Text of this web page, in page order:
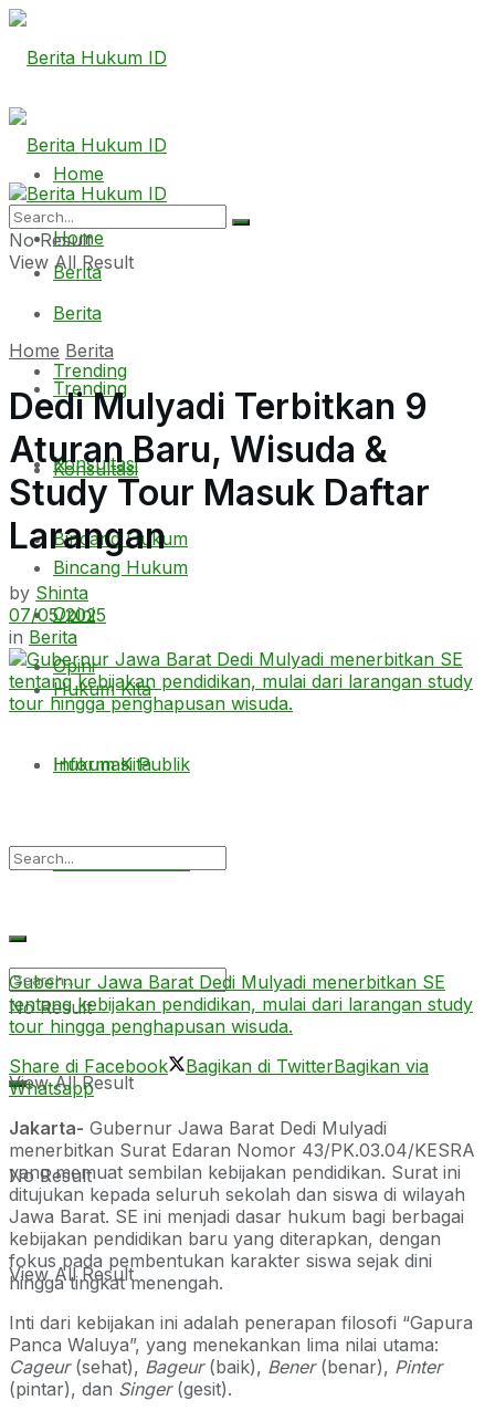
Home
Berita
Trending
Konsultasi
Bincang Hukum
Opini
Hukum Kita
Informasi Publik
No Result
View All Result
Home
Berita
Trending
Konsultasi
Bincang Hukum
Opini
Hukum Kita
Informasi Publik
No Result
View All Result
No Result
View All Result
Home Berita
Dedi Mulyadi Terbitkan 9
Aturan Baru, Wisuda &
Study Tour Masuk Daftar
Larangan
by Shinta
07/05/2025
in Berita
Gubernur Jawa Barat Dedi Mulyadi menerbitkan SE
tentang kebijakan pendidikan, mulai dari larangan study
tour hingga penghapusan wisuda.
Share di Facebook
Bagikan di TwitterBagikan via
Whatsapp
Jakarta- Gubernur Jawa Barat Dedi Mulyadi
menerbitkan Surat Edaran Nomor 43/PK.03.04/KESRA
yang memuat sembilan kebijakan pendidikan. Surat ini
ditujukan kepada seluruh sekolah dan siswa di wilayah
Jawa Barat. SE ini menjadi dasar hukum bagi berbagai
kebijakan pendidikan baru yang diterapkan, dengan
fokus pada pembentukan karakter siswa sejak dini
hingga tingkat menengah.
Inti dari kebijakan ini adalah penerapan filosofi “Gapura
Panca Waluya”, yang menekankan lima nilai utama:
Cageur(sehat), Bageur(baik), Bener(benar), Pinter
(pintar), dan Singer(gesit).